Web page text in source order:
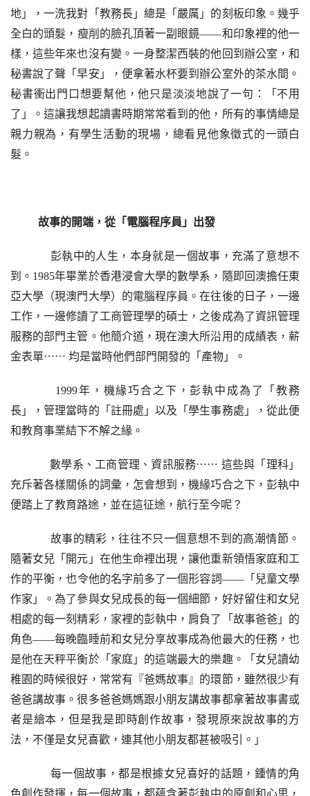
地」，一洗我對「教務長」總是「嚴厲」的刻板印象。 幾乎
全白的頭髮，瘦削的臉孔頂著一副眼鏡——和印象裡的他一
樣，這些年來也沒有變。一身整潔西裝的他回到辦公室，和
秘書說了聲「早安」，便拿著水杯要到辦公室外的茶水間。
秘書衝出門口想要幫他，他只是淡淡地說了一句：「不用
了」。這讓我想起讀書時期常常看到的他，所有的事情總是
親力親為，有學生活動的現場，總看見他象徵式的一頭白
髮。
故事的開端，從「電腦程序員」出發
彭執中的人生，本身就是一個故事，充滿了意想不
到。 1985年畢業於香港浸會大學的數學系，隨即回澳擔任東
亞大學（現澳門大學）的電腦程序員。在往後的日子，一邊
工作，一邊修讀了工商管理學的碩士，之後成為了資訊管理
服務的部門主管。他簡介道，現在澳大所沿用的成績表，薪
金表單⋯⋯ 均是當時他們部門開發的「 產物」。
1999年，機緣巧合之下，彭執中成為了「教務
長」，管理當時的「註冊處」以及「學生事務處」，從此便
和教育事業結下不解之緣。
數學系、工商管理、資訊服務⋯⋯ 這些與「理科」
充斥著各樣關係的詞彙，怎會想到，機緣巧合之下，彭執中
便踏上了教育路途，並在這征途，航行至今呢？
故事的精彩，往往不只一個意想不到的高潮情節。
隨著女兒「開元」在他生命裡出現，讓他重新領悟家庭和工
作的平衡，也令他的名字前多了一個形容詞——「兒童文學
作家」。為了參與女兒成長的每一個細節，好好留住和女兒
相處的每一刻精彩，家裡的彭執中，肩負了「故事爸爸」的
角色——每晚臨睡前和女兒分享故事成為他最大的任務，也
是他在天秤平衡於「家庭」的這端最大的樂趣。「女兒讀幼
稚園的時候很好，常常有『爸媽故事』的環節，雖然很少有
爸爸講故事。很多爸爸媽媽跟小朋友講故事都拿著故事書或
者是繪本，但是我是即時創作故事，發現原來說故事的方
法，不僅是女兒喜歡，連其他小朋友都甚被吸引。」
每一個故事，都是根據女兒喜好的話題，鍾情的角
色創作發揮，每一個故事，都蘊含著彭執中的原創和心思，